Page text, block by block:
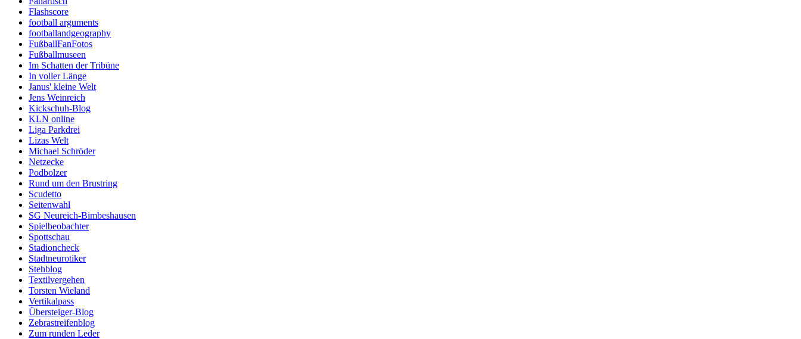
Flashscore
football arguments
footballandgeography
FußballFanFotos
Fußballmuseen
Im Schatten der Tribüne
In voller Länge
Janus' kleine Welt
Jens Weinreich
Kickschuh-Blog
KLN online
Liga Parkdrei
Lizas Welt
Michael Schröder
Netzecke
Podbolzer
Rund um den Brustring
Scudetto
Seitenwahl
SG Neureich-Bimbeshausen
Spielbeobachter
Spottschau
Stadioncheck
Stadtneurotiker
Stehblog
Textilvergehen
Torsten Wieland
Vertikalpass
Übersteiger-Blog
Zebrastreifenblog
Zum runden Leder